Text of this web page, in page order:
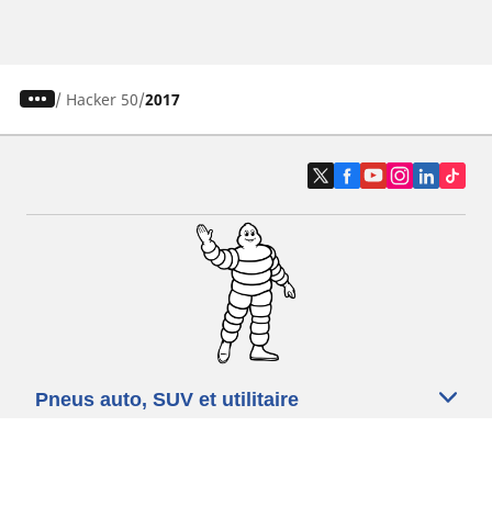
/ Hacker 50 2017
Pneus auto, SUV et utilitaire